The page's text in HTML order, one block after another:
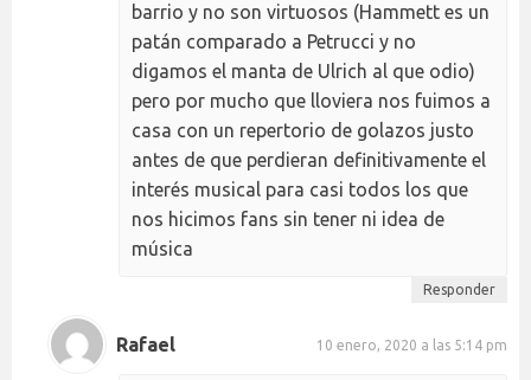
barrio y no son virtuosos (Hammett es un
patán comparado a Petrucci y no
digamos el manta de Ulrich al que odio)
pero por mucho que lloviera nos fuimos a
casa con un repertorio de golazos justo
antes de que perdieran definitivamente el
interés musical para casi todos los que
nos hicimos fans sin tener ni idea de
música
Responder
Rafael 10 enero, 2020 a las 5:14 pm